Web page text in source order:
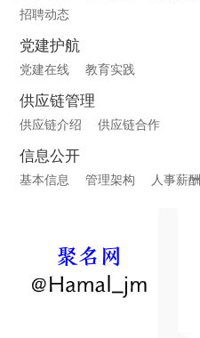
招聘动态
党建护航
党建在线 教育实践
供应链管理
供应链介绍 供应链合作
信息公开
基本信息 管理架构 人事薪酬